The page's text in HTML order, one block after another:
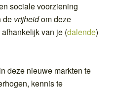
sociale voorziening
de vrijheidom deze
van je (dalende)
deze nieuwe markten te
kennis te